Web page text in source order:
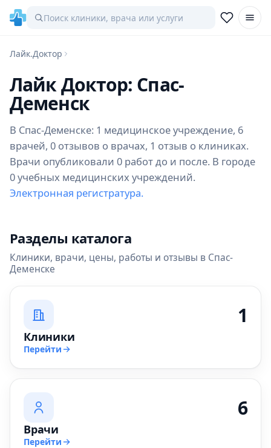
Лайк.Доктор
Лайк Доктор: Спас-
Деменск
В Спас-Деменске: 1 медицинское учреждение, 6
врачей, 0 отзывов о врачах, 1 отзыв о клиниках.
Врачи опубликовали 0 работ до и после. В городе
0 учебных медицинских учреждений.
Электронная регистратура.
Разделы каталога
Клиники, врачи, цены, работы и отзывы в Спас-
Деменске
1
Клиники
Перейти
6
Врачи
Перейти